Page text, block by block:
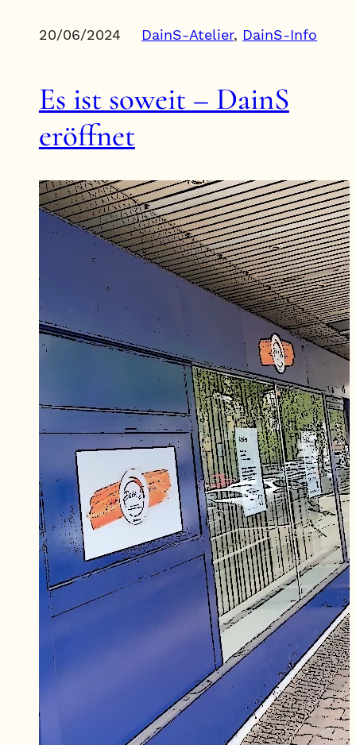
20/06/2024 DainS-Atelier, DainS-Info
Es ist soweit – DainS
eröffnet